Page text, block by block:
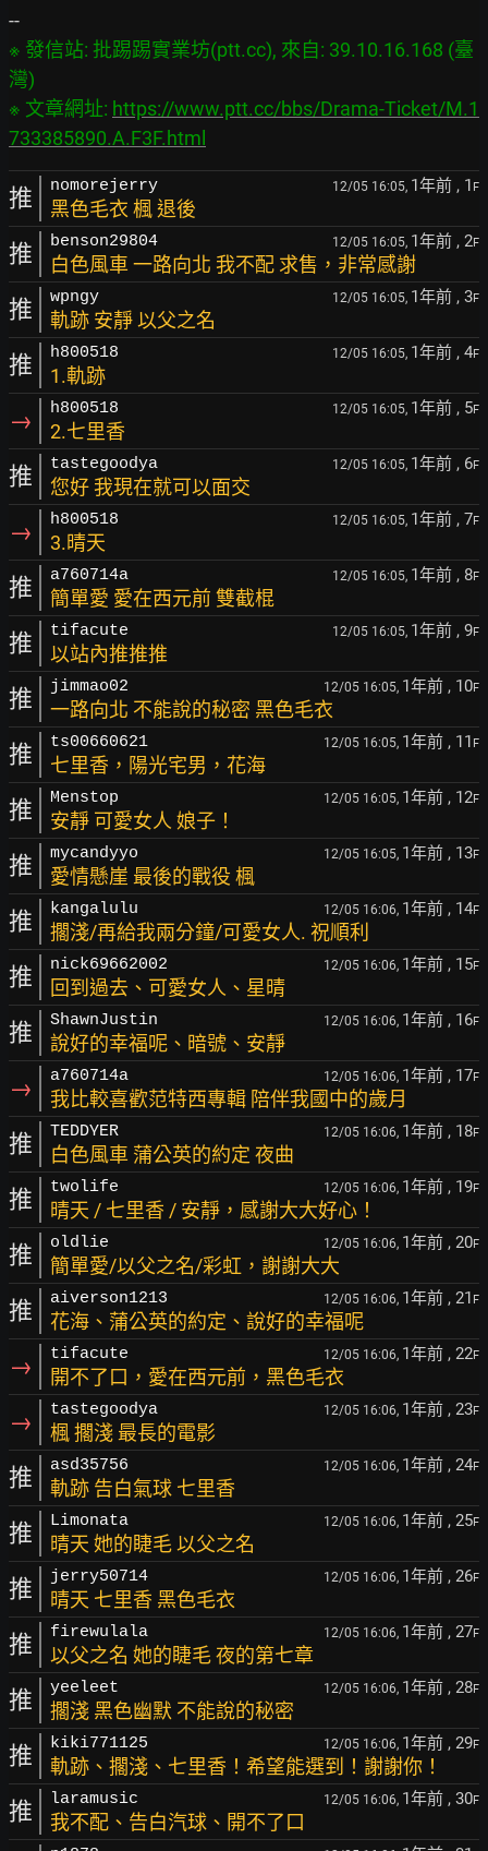
※ 發信站: 批踢踢實業坊(ptt.cc), 來自: 39.10.16.168 (臺
灣)
※ 文章網址: https://www.ptt.cc/bbs/Drama-Ticket/M.1
733385890.A.F3F.html
推 nomorejerry 12/05 16:05, 1年前 , 1 F
黑色毛衣 楓 退後
推 benson29804 12/05 16:05, 1年前 , 2F
白色風車 一路向北 我不配 求售，非常感謝
推 wpngy 12/05 16:05, 1年前 , 3F
軌跡 安靜 以父之名
推 h800518 12/05 16:05, 1年前 , 4F
1.軌跡
→ h800518 12/05 16:05, 1年前 , 5F
2.七里香
推 tastegoodya 12/05 16:05, 1年前 , 6F
您好 我現在就可以面交
→ h800518 12/05 16:05, 1年前 , 7F
3.晴天
推 a760714a 12/05 16:05, 1年前 , 8F
簡單愛 愛在西元前 雙截棍
推 tifacute 12/05 16:05, 1年前 , 9F
以站內推推推
推 jimmao02 12/05 16:05, 1年前 , 10F
一路向北 不能說的秘密 黑色毛衣
推 ts00660621 12/05 16:05, 1年前 , 11 F
七里香，陽光宅男，花海
推 Menstop 12/05 16:05, 1年前 , 12F
安靜 可愛女人 娘子！
推 mycandyyo 12/05 16:05, 1年前 , 13F
愛情懸崖 最後的戰役 楓
推 kangalulu 12/05 16:06, 1年前 , 14F
擱淺/再給我兩分鐘/可愛女人. 祝順利
推 nick69662002 12/05 16:06, 1年前 , 15F
回到過去、可愛女人、星晴
推 ShawnJustin 12/05 16:06, 1年前 , 16F
說好的幸福呢、暗號、安靜
→ a760714a 12/05 16:06, 1年前 , 17F
我比較喜歡范特西專輯 陪伴我國中的歲月
推 TEDDYER 12/05 16:06, 1年前 , 18F
白色風車 蒲公英的約定 夜曲
推 twolife 12/05 16:06, 1年前 , 19F
晴天 / 七里香 / 安靜，感謝大大好心！
推 oldlie 12/05 16:06, 1年前 , 20F
簡單愛/以父之名/彩虹，謝謝大大
推 aiverson1213 12/05 16:06, 1年前 , 21 F
花海、蒲公英的約定、說好的幸福呢
→ tifacute 12/05 16:06, 1年前 , 22F
開不了口，愛在西元前，黑色毛衣
→ tastegoodya 12/05 16:06, 1年前 , 23F
楓 擱淺 最長的電影
推 asd35756 12/05 16:06, 1年前 , 24F
軌跡 告白氣球 七里香
推 Limonata 12/05 16:06, 1年前 , 25F
晴天 她的睫毛 以父之名
推 jerry50714 12/05 16:06, 1年前 , 26F
晴天 七里香 黑色毛衣
推 firewulala 12/05 16:06, 1年前 , 27F
以父之名 她的睫毛 夜的第七章
推 yeeleet 12/05 16:06, 1年前 , 28F
擱淺 黑色幽默 不能說的秘密
推 kiki771125 12/05 16:06, 1年前 , 29F
軌跡、擱淺、七里香！希望能選到！謝謝你！
推 laramusic 12/05 16:06, 1年前 , 30F
我不配、告白汽球、開不了口